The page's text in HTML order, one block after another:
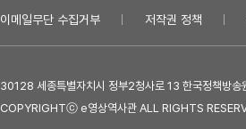
이메일무단 수집거부 저작권 정책
30128 세종특별자치시 정부2청사로 13 한국정책
COPYRIGHTⓒ e영상역사관 ALL RIGHTS